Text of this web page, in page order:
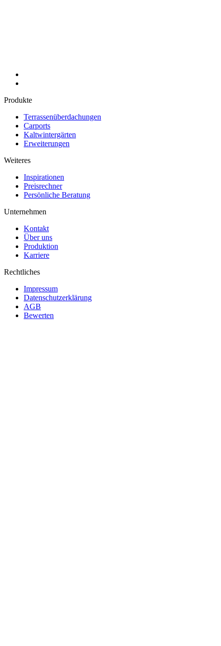
Produkte
Terrassenüberdachungen
Carports
Kaltwintergärten
Erweiterungen
Weiteres
Inspirationen
Preisrechner
Persönliche Beratung
Unternehmen
Kontakt
Über uns
Produktion
Karriere
Rechtliches
Impressum
Datenschutzerklärung
AGB
Bewerten